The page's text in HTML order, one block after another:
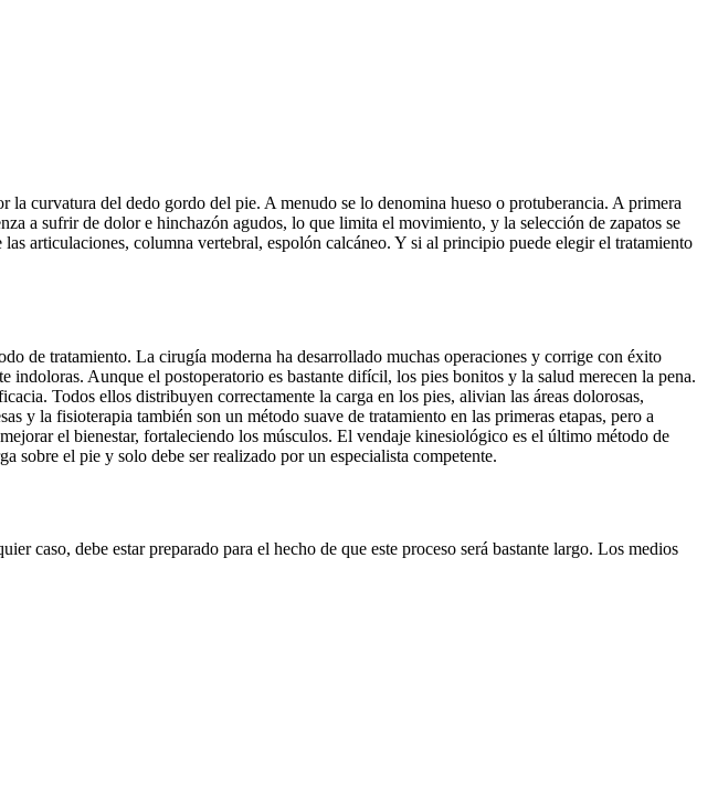
curvatura del dedo gordo del pie. A menudo se lo denomina hueso o protuberancia. A primera
a sufrir de dolor e hinchazón agudos, lo que limita el movimiento, y la selección de zapatos se
articulaciones, columna vertebral, espolón calcáneo. Y si al principio puede elegir el tratamiento
de tratamiento. La cirugía moderna ha desarrollado muchas operaciones y corrige con éxito
indoloras. Aunque el postoperatorio es bastante difícil, los pies bonitos y la salud merecen la pena.
Todos ellos distribuyen correctamente la carga en los pies, alivian las áreas dolorosas,
y la fisioterapia también son un método suave de tratamiento en las primeras etapas, pero a
el bienestar, fortaleciendo los músculos. El vendaje kinesiológico es el último método de
sobre el pie y solo debe ser realizado por un especialista competente.
caso, debe estar preparado para el hecho de que este proceso será bastante largo. Los medios